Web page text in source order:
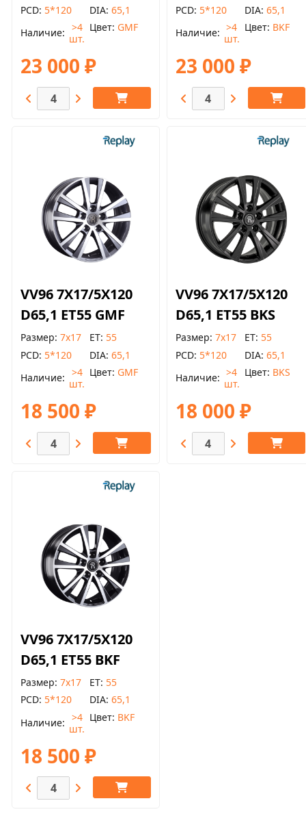
PCD 5*120
Наличие
>4
шт.
DIA 65,1
Цвет GMF
23 000 ₽
PCD 5*120
Наличие
>4
шт.
DIA 65,1
Цвет BKF
23 000 ₽
VV96 7X17/5X120
D65,1 ET55 GMF
Размер 7x17
PCD 5*120
Наличие
>4
шт.
ET 55
DIA 65,1
Цвет GMF
18 500 ₽
VV96 7X17/5X120
D65,1 ET55 BKS
Размер 7x17
PCD 5*120
Наличие
>4
шт.
ET 55
DIA 65,1
Цвет BKS
18 000 ₽
VV96 7X17/5X120
D65,1 ET55 BKF
Размер 7x17
PCD 5*120
Наличие
>4
шт.
ET 55
DIA 65,1
Цвет BKF
18 500 ₽